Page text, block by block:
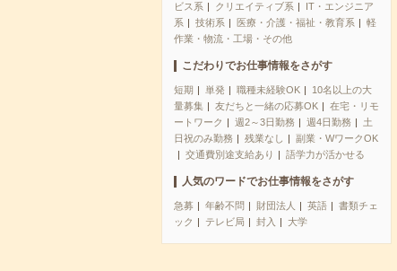
ビス系
クリエイティブ系
IT・エンジニア
系
技術系 医療・介護・福祉・教育系
軽
作業・物流・工場・その他
こだわりでお仕事情報をさがす
短期 単発 職種未経験OK
10名以上の大
量募集
友だちと一緒の応募OK
在宅・リモ
ートワーク
週2～3日勤務 週4日勤務
土
日祝のみ勤務
残業なし
副業・WワークOK
交通費別途支給あり
語学力が活かせる
人気のワードでお仕事情報をさがす
急募 年齢不問 財団法人 英語
書類チェ
ック
テレビ局 封入 大学